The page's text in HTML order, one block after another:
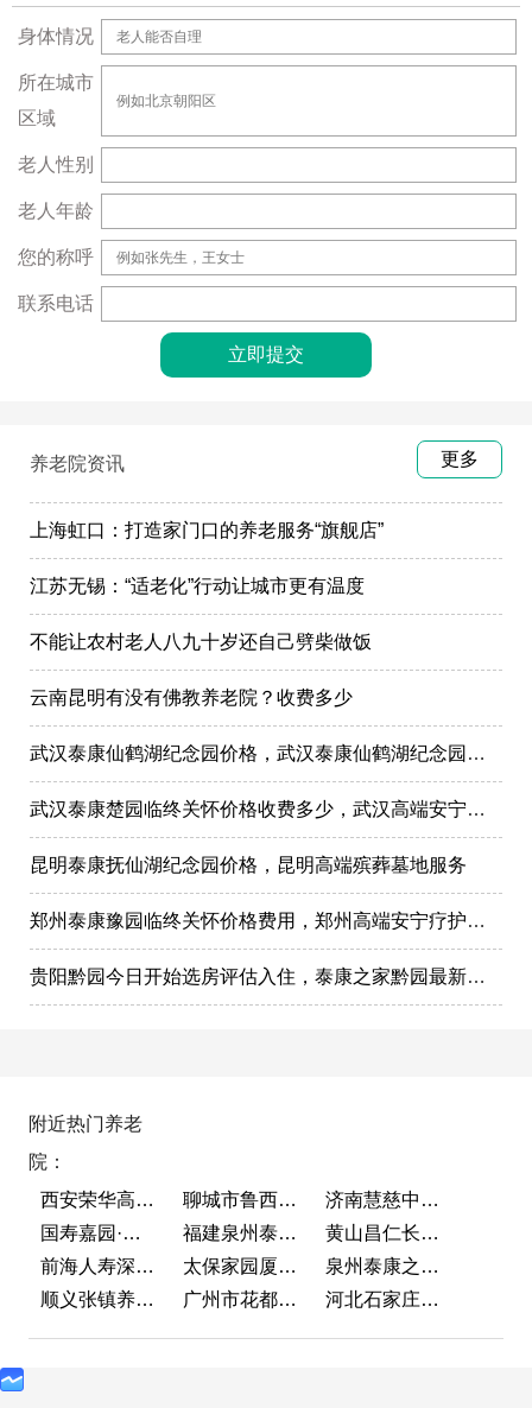
身体情况
所在城市
区域
老人性别
老人年龄
您的称呼
联系电话
养老院资讯 更多
上海虹口：打造家门口的养老服务“旗舰店”
江苏无锡：“适老化”行动让城市更有温度
不能让农村老人八九十岁还自己劈柴做饭
云南昆明有没有佛教养老院？收费多少
武汉泰康仙鹤湖纪念园价格，武汉泰康仙鹤湖纪念园墓地购买
武汉泰康楚园临终关怀价格收费多少，武汉高端安宁疗护，高端殡仪一条龙服务
昆明泰康抚仙湖纪念园价格，昆明高端殡葬墓地服务
郑州泰康豫园临终关怀价格费用，郑州高端安宁疗护在哪里
贵阳黔园今日开始选房评估入住，泰康之家黔园最新动态
附近热门养老
院：
西安荣华高新悦家养老服务有限公司
聊城市鲁西老年护养院
济南慧慈中医康养中心
国寿嘉园·成都乐境
福建泉州泰康之家鲤园
黄山昌仁长者颐养中心
前海人寿深圳幸福之家
太保家园厦门国际颐养社区
泉州泰康之家鲤园
顺义张镇养老照料中心
广州市花都区花山镇敬老院 河北石家庄泰康之家冀园